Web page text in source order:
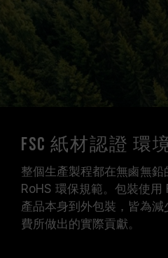
FSC 紙材認證 環
整個生產製程都在無鹵無
RoHS 環保規範。包裝使用
產品本身到外包裝，皆為
費所做出的實際貢獻。